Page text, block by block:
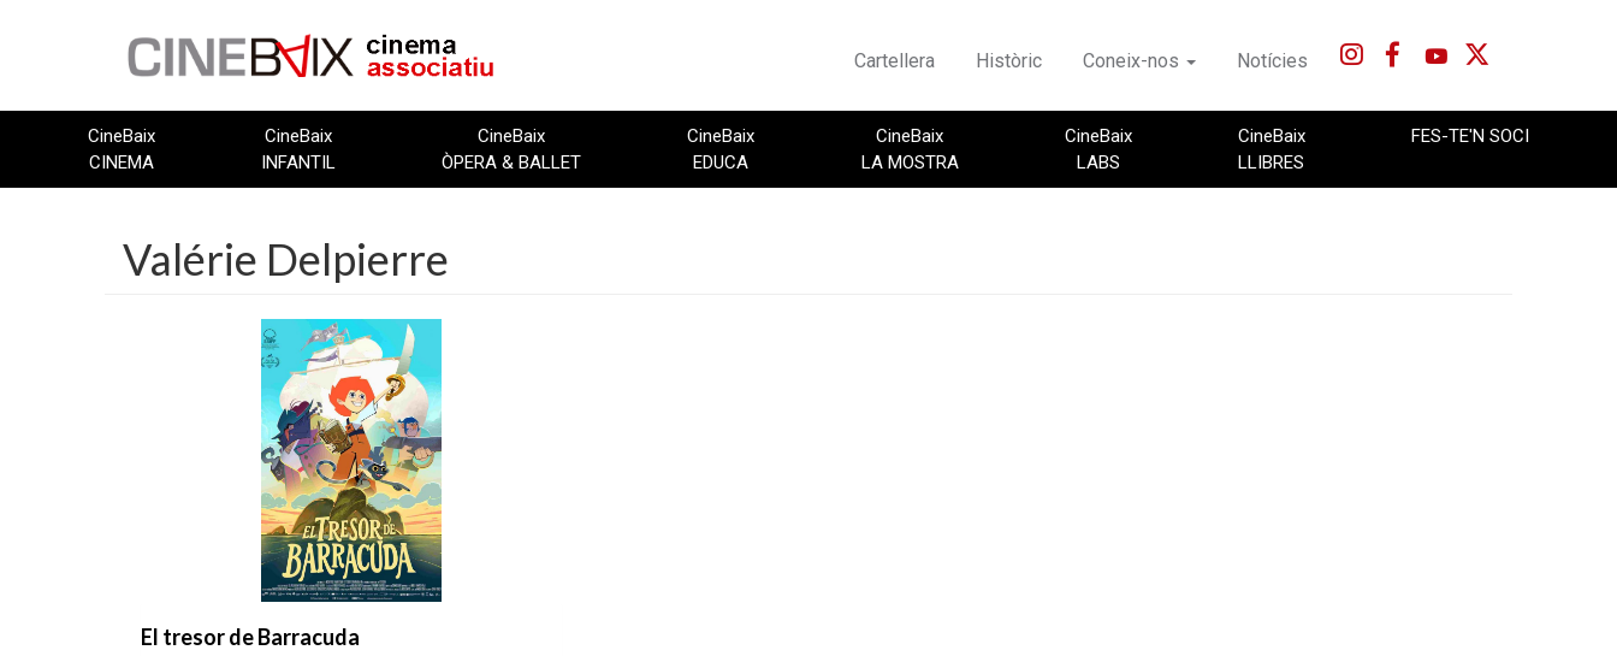
Cartellera Històric Coneix-nos Notícies
CineBaix
CINEMA
CineBaix
INFANTIL
CineBaix
ÒPERA & BALLET
CineBaix
EDUCA
CineBaix
LA MOSTRA
CineBaix
LABS
CineBaix
LLIBRES
FES-TE'N SOCI
Valérie Delpierre
El tresor de Barracuda